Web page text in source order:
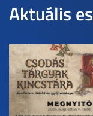
Aktuális